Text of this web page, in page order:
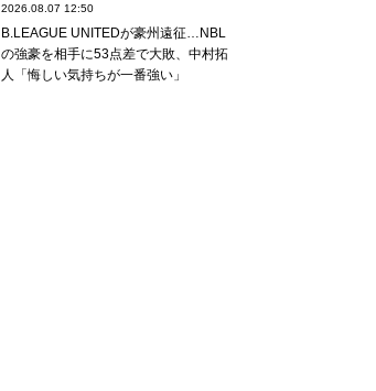
2026.08.07 12:50
B.LEAGUE UNITEDが豪州遠征…NBL
の強豪を相手に53点差で大敗、中村拓
人「悔しい気持ちが一番強い」